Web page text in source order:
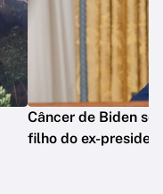
Câncer de Biden se
filho do ex-